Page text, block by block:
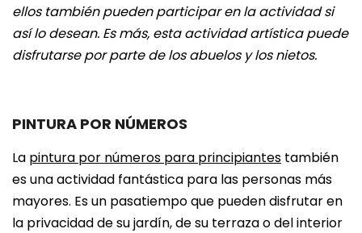
ellos también pueden participar en la actividad si
así lo desean. Es más, esta actividad artística puede
disfrutarse por parte de los abuelos y los nietos.
PINTURA POR NÚMEROS
La pintura por números para principiantes también
es una actividad fantástica para las personas más
mayores. Es un pasatiempo que pueden disfrutar en
la privacidad de su jardín, de su terraza o del interior